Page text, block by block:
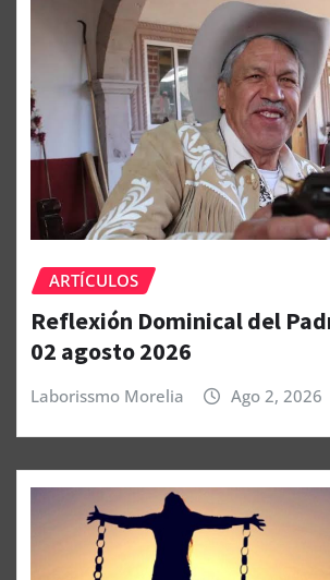
ARTÍCULOS
Reflexión Dominical del
02 agosto 2026
Laborissmo Morelia Ago 2, 2026